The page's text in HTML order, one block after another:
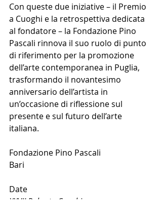
Con queste due iniziative – il Premio
a Cuoghi e la retrospettiva dedicata
al fondatore – la Fondazione Pino
Pascali rinnova il suo ruolo di punto
di riferimento per la promozione
dell’arte contemporanea in Puglia,
trasformando il novantesimo
anniversario dell’artista in
un’occasione di riflessione sul
presente e sul futuro dell’arte
italiana.
Fondazione Pino Pascali
Bari
Date
XXVII Roberto Cuoghi